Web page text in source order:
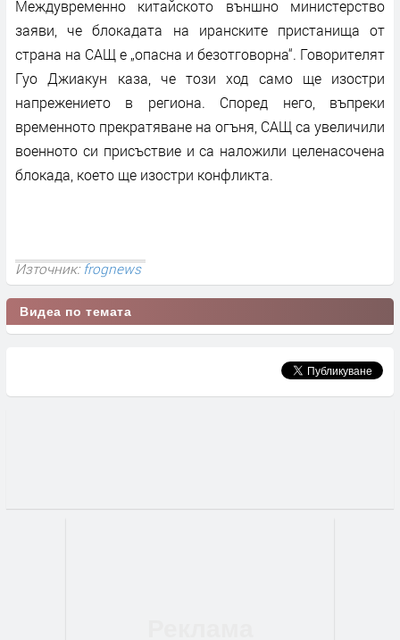
Междувременно китайското външно министерство
заяви, че блокадата на иранските пристанища от
страна на САЩ е „опасна и безотговорна“. Говорителят
Гуо Джиакун каза, че този ход само ще изостри
напрежението в региона. Според него, въпреки
временното прекратяване на огъня, САЩ са увеличили
военното си присъствие и са наложили целенасочена
блокада, което ще изостри конфликта.
Източник:frognews
Видеа по темата